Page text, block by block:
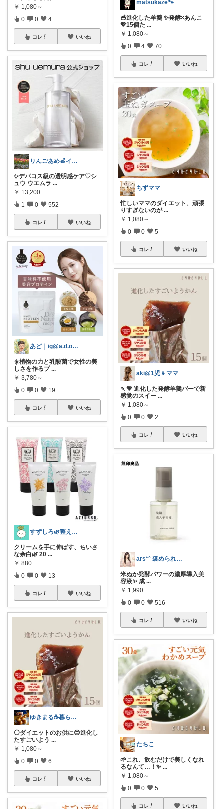
￥ 1,080～
0 0 4
コレ いいね
りんごあめ🍎インテリア雑貨🫧🌿
✨デパコス級の透明感ケア♡シ
ュウ ウエムラ ...
￥ 13,200
1 0 552
コレ いいね
あど｜ig@a.d.o_protein
☀️植物の力と乳酸菌で女性の美
しさを作るプ ...
￥ 3,780～
0 0 19
コレ いいね
すずしろ🌿整えながら、ゆるく暮らす
クリームを手に伸ばす、ちいさ
な余白🌿 20 ...
￥ 880
0 0 13
コレ いいね
ゆきまる☕️暮らしを楽しむ
⚪️ダイエットのお供に😊進化し
たすごいよう ...
￥ 1,080～
0 0 6
コレ いいね
matsukaze🐾
🥣進化した羊羹 ✨発酵×あんこ
💖15個た ...
￥ 1,080～
0 4 70
コレ いいね
ちずママ
忙しいママのダイエット、頑張
りすぎないのが ...
￥ 1,080～
0 0 5
コレ いいね
aki@1児👧ママ
🍡💚 進化した発酵羊羹バーで新
感覚のスイー ...
￥ 1,080～
0 0 2
コレ いいね
ars*° 褒められ美肌へ🫧
米ぬか発酵パワーの濃厚導入美
容液✨ 成 ...
￥ 1,990
0 0 516
コレ いいね
たちこ
🌱これ、飲むだけで美しくなれ
るなんて…！✨ ...
￥ 1,080～
0 0 5
コレ いいね